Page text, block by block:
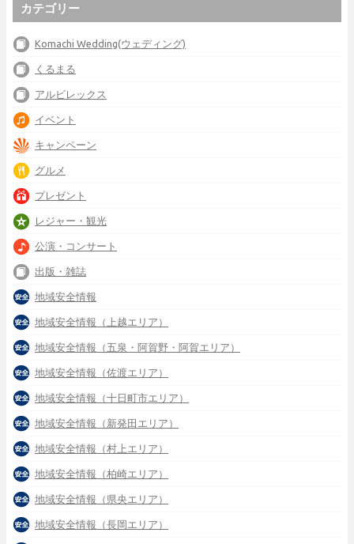
カテゴリー
Komachi Wedding(ウェディング)
くるまる
アルビレックス
イベント
キャンペーン
グルメ
プレゼント
レジャー・観光
公演・コンサート
出版・雑誌
地域安全情報
地域安全情報（上越エリア）
地域安全情報（五泉・阿賀野・阿賀エリア）
地域安全情報（佐渡エリア）
地域安全情報（十日町市エリア）
地域安全情報（新発田エリア）
地域安全情報（村上エリア）
地域安全情報（柏崎エリア）
地域安全情報（県央エリア）
地域安全情報（長岡エリア）